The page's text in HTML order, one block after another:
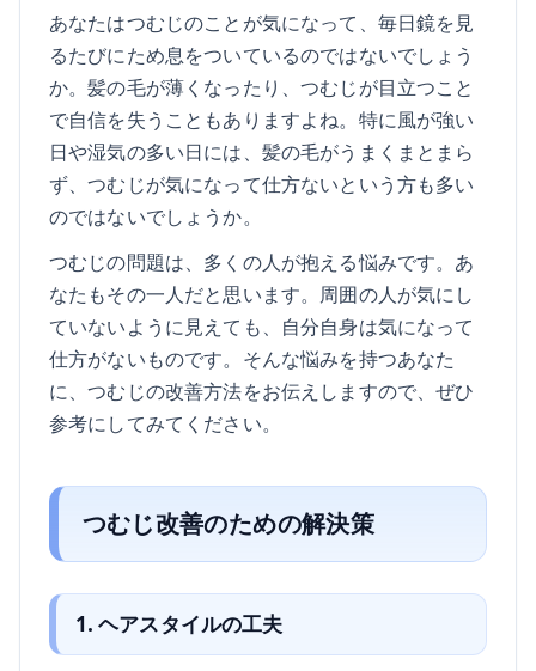
あなたはつむじのことが気になって、毎日鏡を見
るたびにため息をついているのではないでしょう
か。髪の毛が薄くなったり、つむじが目立つこと
で自信を失うこともありますよね。特に風が強い
日や湿気の多い日には、髪の毛がうまくまとまら
ず、つむじが気になって仕方ないという方も多い
のではないでしょうか。
つむじの問題は、多くの人が抱える悩みです。あ
なたもその一人だと思います。周囲の人が気にし
ていないように見えても、自分自身は気になって
仕方がないものです。そんな悩みを持つあなた
に、つむじの改善方法をお伝えしますので、ぜひ
参考にしてみてください。
つむじ改善のための解決策
1. ヘアスタイルの工夫